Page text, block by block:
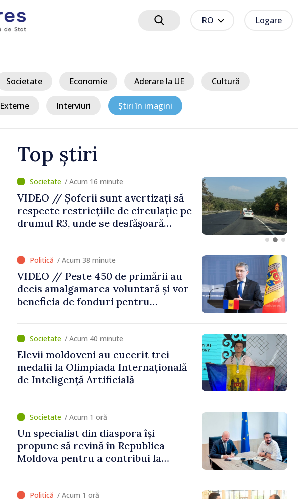
RO Logare
Societate Economie Aderare la UE Cultură
Externe Interviuri Știri în imagini
Top știri
/ Acum 18 minute
Premierul Vasile Tofan, la Forumul
Diasporei: „Trebuie să readucem
optimismul oamenilor și încrederea
/ Acum 38 minute
VIDEO // Peste 450 de primării au
decis amalgamarea voluntară și vor
beneficia de fonduri pentru
dăm o șansă localităților să se
dezvolte”
/ Acum 40 minute
Elevii moldoveni au cucerit trei
medalii la Olimpiada Internațională
de Inteligență Artificială
/ Acum 1 oră
Un specialist din diaspora își
propune să revină în Republica
Moldova pentru a contribui la
/ Acum 1 oră